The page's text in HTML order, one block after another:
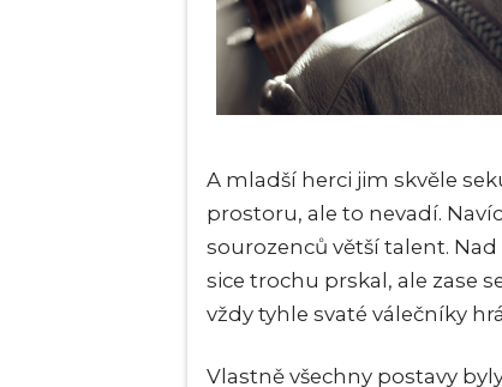
A mladší herci jim skvěle
prostoru, ale to nevadí.
sourozenců větší talent.
sice trochu prskal, ale zase
vždy tyhle svaté válečníky
Vlastně všechny postavy